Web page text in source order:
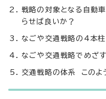
戦略の対象となる自動
らせば良いか？
なごや交通戦略の4本柱
なごや交通戦略でめざす
交通戦略の体系 このよ